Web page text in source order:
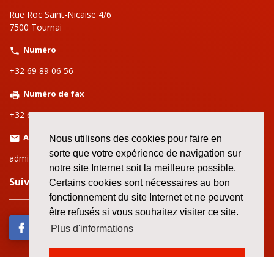
Nous utilisons des cookies pour faire en
sorte que votre expérience de navigation sur
notre site Internet soit la meilleure possible.
Certains cookies sont nécessaires au bon
fonctionnement du site Internet et ne peuvent
être refusés si vous souhaitez visiter ce site.
Plus d'informations
Rue Roc Saint-Nicaise 4/6
7500 Tournai
Numéro
+32 69 89 06 56
Numéro de fax
+32 69 89 06 59
Adresse email
admin.tournai@setca-fgtb.be
Suivez nous sur le web!